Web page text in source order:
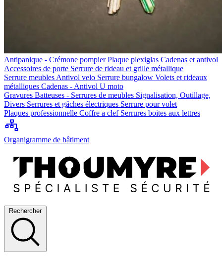
Antipanique - Crémone pompierPlaque plexiglas Cadenas et antivol
Accessoires de porte Serrure de rideau et grille métallique
Serrure meubles Antivol velo Serrure bungalow Volets et rideaux
métalliques Cadenas - Antivol U moto
Gravures Batteuses - Serrures de meubles Signalisation, Outillage,
Divers Serrures et gâches électriques Serrure pour volet
Plaques professionnelle Coffre a clef Serrures boites aux lettres
Organigramme de bâtiment
Rechercher